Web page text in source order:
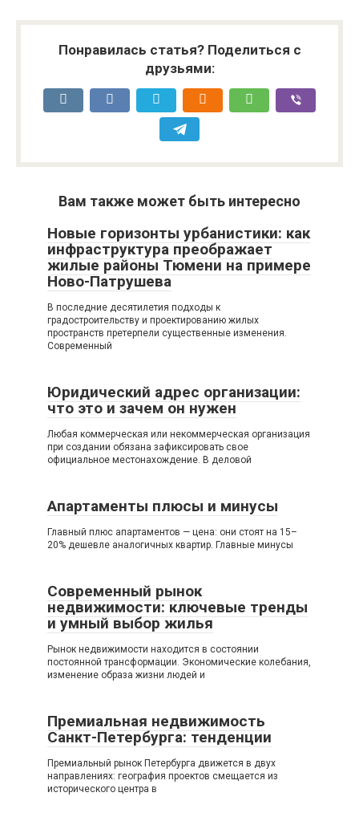
Понравилась статья? Поделиться с
друзьями:
Вам также может быть интересно
Новые горизонты урбанистики: как
инфраструктура преображает
жилые районы Тюмени на примере
Ново-Патрушева
В последние десятилетия подходы к
градостроительству и проектированию жилых
пространств претерпели существенные изменения.
Современный
Юридический адрес организации:
что это и зачем он нужен
Любая коммерческая или некоммерческая организация
при создании обязана зафиксировать свое
официальное местонахождение. В деловой
Апартаменты плюсы и минусы
Главный плюс апартаментов — цена: они стоят на 15–
20% дешевле аналогичных квартир. Главные минусы
Современный рынок
недвижимости: ключевые тренды
и умный выбор жилья
Рынок недвижимости находится в состоянии
постоянной трансформации. Экономические колебания,
изменение образа жизни людей и
Премиальная недвижимость
Санкт-Петербурга: тенденции
Премиальный рынок Петербурга движется в двух
направлениях: география проектов смещается из
исторического центра в